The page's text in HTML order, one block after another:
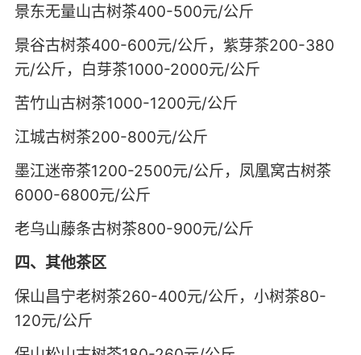
景东无量山古树茶400-500元/公斤
景谷古树茶400-600元/公斤，紫芽茶200-380
元/公斤，白芽茶1000-2000元/公斤
苦竹山古树茶1000-1200元/公斤
江城古树茶200-800元/公斤
墨江迷帝茶1200-2500元/公斤，凤凰窝古树茶
6000-6800元/公斤
老乌山藤条古树茶800-900元/公斤
四、其他茶区
保山昌宁老树茶260-400元/公斤，小树茶80-
120元/公斤